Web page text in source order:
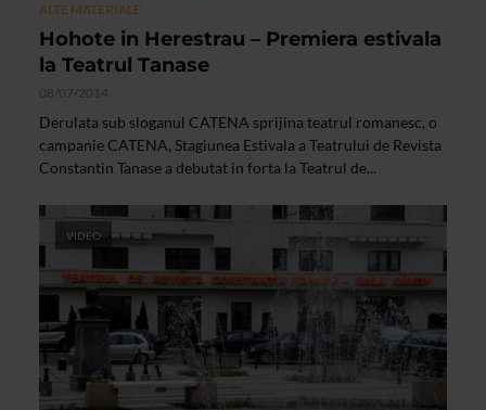
ALTE MATERIALE
Hohote in Herestrau – Premiera estivala
la Teatrul Tanase
08/07/2014
Derulata sub sloganul CATENA sprijina teatrul romanesc, o
campanie CATENA, Stagiunea Estivala a Teatrului de Revista
Constantin Tanase a debutat in forta la Teatrul de...
VIDEO